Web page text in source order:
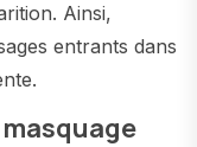
Ainsi,
entrants dans